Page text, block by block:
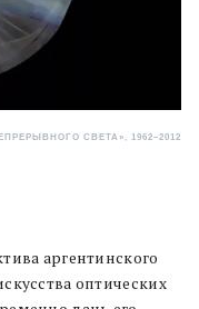
СВЕТА», 1962–2012
аргентинского
оптических